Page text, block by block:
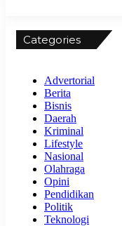
Categories
Advertorial
Berita
Bisnis
Daerah
Kriminal
Lifestyle
Nasional
Olahraga
Opini
Pendidikan
Politik
Teknologi